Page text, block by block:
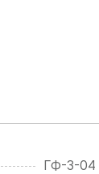
ГФ-3-04